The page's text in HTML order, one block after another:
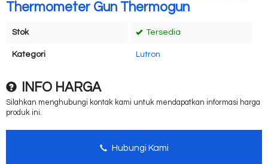
Thermometer Gun Thermogun
Stok Tersedia
Kategori Lutron
INFO HARGA
Silahkan menghubungi kontak kami untuk mendapatkan informasi harga
produk ini.
Hubungi Kami